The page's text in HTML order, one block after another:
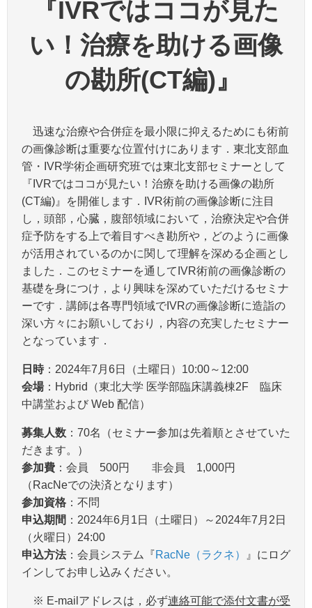
『IVRではココが見た
い！治療を助ける画像
の勘所(CT編)』
迅速な治療や合併症を最小限に抑えるためにも術前
の画像診断は重要な位置付けにあります．東北支部血
管・IVR学術企画研究班では東北支部セミナーとして
『IVRではココが見たい！治療を助ける画像の勘所
(CT編)』を開催します．IVR術前の画像診断に注目
し，頭部，心臓，腹部領域において，治療決定や合併
症予防をする上で着目すべき勘所や，どのように画像
が活用されているのかに関して理解を深める企画とし
ました．このセミナーを通してIVR術前の画像診断の
基礎を身につけ，より興味を深めていただけるセミナ
ーです．講師は各専門領域でIVRの画像診断に造詣の
深い方々にお願いしており，内容の充実したセミナー
となっています．
日時：2024年7月6日（土曜日）10:00～12:00
会場：Hybrid（東北大学 医学部臨床講義棟2F 臨床
中講堂および Web 配信）
募集人数 ：70名（セミナー参加は先着順とさせていた
だきます。）
参加費 ：会員 500円 非会員 1,000円
（RacNeでの決済となります）
参加資格 ：不問
申込期間 ：2024年6月1日（土曜日）～2024年7月2日
（火曜日）24:00
申込方法：会員システム『RacNe（ラクネ）
』にログ
インしてお申し込みください。
※ E-mailアドレスは，必ず連絡可能で添付文書が受